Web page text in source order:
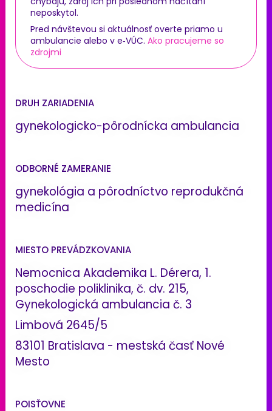
neposkytol.
Pred návštevou si aktuálnosť overte priamo u
ambulancie alebo v e‑VÚC. Ako pracujeme so
zdrojmi
DRUH ZARIADENIA
gynekologicko-pôrodnícka ambulancia
ODBORNÉ ZAMERANIE
gynekológia a pôrodníctvo reprodukčná
medicína
MIESTO PREVÁDZKOVANIA
Nemocnica Akademika L. Dérera, 1.
poschodie poliklinika, č. dv. 215,
Gynekologická ambulancia č. 3
Limbová 2645/5
83101 Bratislava - mestská časť Nové
Mesto
POISŤOVNE